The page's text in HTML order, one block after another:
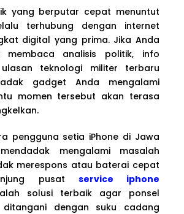
yang berputar cepat menuntut
terhubung dengan internet
digital yang prima. Jika Anda
membaca analisis politik, info
teknologi militer terbaru
gadget Anda mengalami
momen tersebut akan terasa
pengguna setia iPhone di Jawa
mengalami masalah
merespons atau baterai cepat
pusat service iphone
solusi terbaik agar ponsel
dengan suku cadang